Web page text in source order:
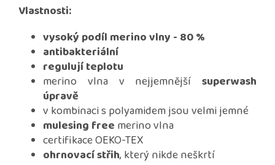
Vlastnosti:
vysoký podíl merino vlny - 80 %
antibakteriální
regulují teplotu
merino vlna v nejjemnější superwash
úpravě
v kombinaci s polyamidem jsou velmi jemné
mulesing free merino vlna
certifikace OEKO-TEX
ohrnovací střih, který nikde neškrtí